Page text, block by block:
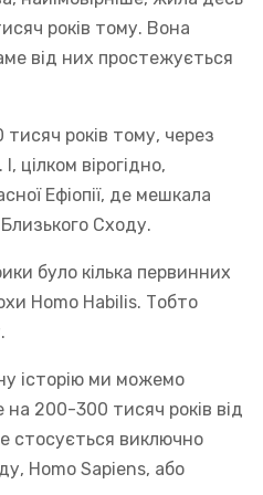
років тому. Вона
від них простежується
років тому, через
цілком вірогідно,
Ефіопії, де мешкала
Сходу.
було кілька первинних
Homo Habilis. Тобто
історію ми можемо
200-300 тисяч років від
стосується виключно
Homo Sapiens, або